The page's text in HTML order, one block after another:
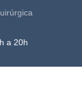
a 20h